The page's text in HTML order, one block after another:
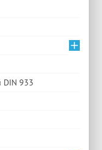
DIN 933